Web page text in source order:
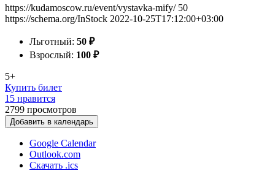
https://kudamoscow.ru/event/vystavka-mify/ 50
https://schema.org/InStock 2022-10-25T17:12:00+03:00
Льготный: 50 ₽
Взрослый: 100 ₽
5+
Купить билет
15 нравится
2799 просмотров
Добавить в календарь
Google Calendar
Outlook.com
Скачать .ics